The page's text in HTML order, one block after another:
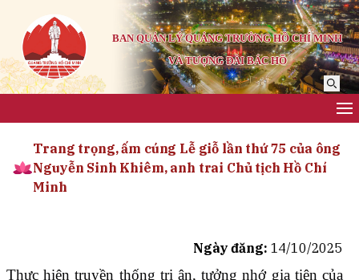
BAN QUẢN LÝ QUẢNG TRƯỜNG HỒ CHÍ MINH
VÀ TƯỢNG ĐÀI BÁC HỒ
Trang trọng, ấm cúng Lễ giỗ lần thứ 75 của ông
Nguyễn Sinh Khiêm, anh trai Chủ tịch Hồ Chí
Minh
Ngày đăng: 14/10/2025
Thực hiện truyền thống tri ân, tưởng nhớ gia tiên của